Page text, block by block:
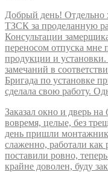
Добрый день! Отдельно
ТЗСК за проделанную
Консультации
переносом отпуска мне
продукции и
замечаний в
Бригада по установке
сделала свою работу.
Заказал окно и дверь на
вовремя, целые, без
день пришли
слаженно, работали как
поставили ровно,
крайне доволен, буду